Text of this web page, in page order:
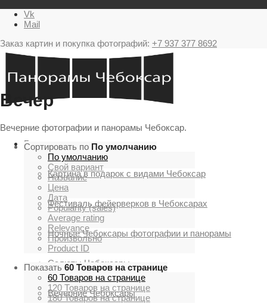
Vk
Mail
Заказ картин и покупка фотографий: +7 937 377 8692
Главная
Картина в подарок с видами Чебоксар
Фестиваль фейерверков в Чебоксарах
Ночные Чебоксары фотографии и панорамы
Салюты Чебоксары
Вечерние Чебоксары
Вечер
Вечерние фотографии и панорамы Чебоксар.
Сортировать по По умолчанию
По умолчанию
Свой вариант
Название
Цена
Дата
Popularity (sales)
Average rating
Relevance
Произвольно
Product ID
Показать 60 Товаров на странице
60 Товаров на странице
120 Товаров на странице
180 Товаров на странице